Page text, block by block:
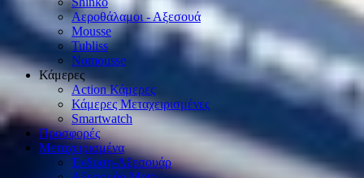
Αεροθάλαμοι - Αξεσουά
Mousse
Tubliss
Nomousse
Κάμερες
Action Κάμερες
Κάμερες Μεταχειρισμένες
Smartwatch
Προσφορές
Μεταχειρισμένα
Ένδυση-Αξεσουάρ